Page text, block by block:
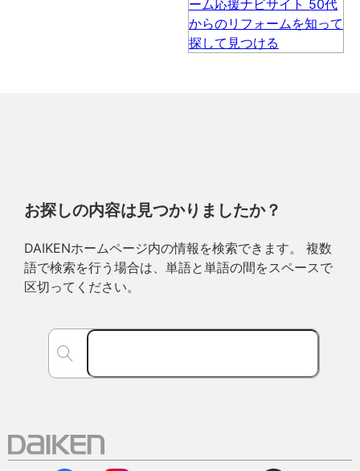
お探しの内容は見つかりましたか？
DAIKENホームページ内の情報を検索できます。 複数
語で検索を行う場合は、単語と単語の間をスペースで
区切ってください。